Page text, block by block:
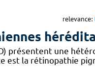
relevance:
présentent une
est la rétinopathie